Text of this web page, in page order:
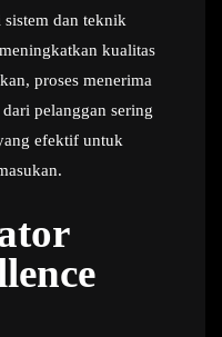
dan teknik
kualitas
proses menerima
pelanggan sering
efektif untuk